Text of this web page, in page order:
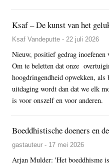
Ksaf – De kunst van het
Ksaf Vandeputte - 22 juli 2026
Nieuw, positief gedrag inoefenen
Om te beletten dat onze
hoogdringendheid opwekken,
uitdaging wordt dan dat we elk
is voor onszelf en voor anderen.
Boeddhistische doeners en
gastauteur - 17 mei 2026
Arjan Mulder: 'Het boeddhisme